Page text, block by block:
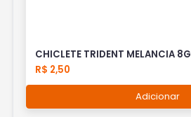
CHICLETE TRIDENT MELANCIA 8G
R$ 2,50
Adicionar